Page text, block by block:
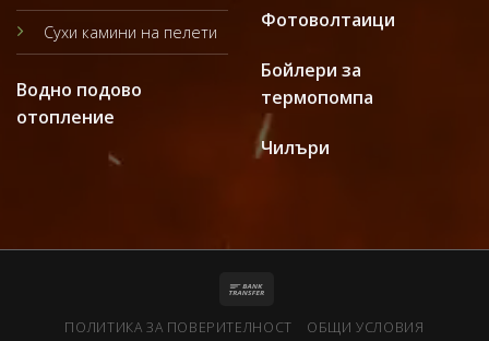
Сухи камини на пелети
Водно подово
отопление
Фотоволтаици
Бойлери за
термопомпа
Чилъри
ПОЛИТИКА ЗА ПОВЕРИТЕЛНОСТ ОБЩИ УСЛОВИЯ